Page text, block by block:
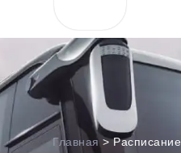
Главная>Расписание